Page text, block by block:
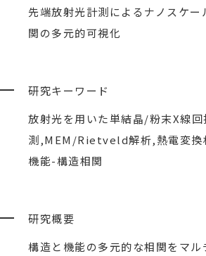
先端放射光計測によるナノスケー
関の多元的可視化
研究キーワード
放射光を用いた単結晶/粉末X線
測,MEM/Rietveld解析,熱電変換
機能-構造相関
研究概要
構造と機能の多元的な相関をマ